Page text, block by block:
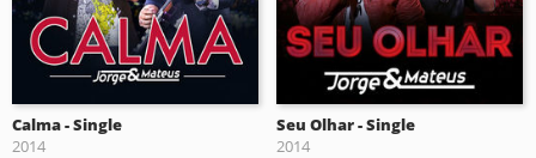
Calma - Single
2014
Seu Olhar - Single
2014